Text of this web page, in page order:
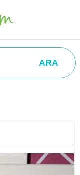
ARA